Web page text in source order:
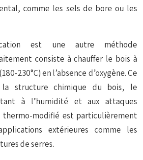
comme les sels de bore ou les
est une autre méthode
consiste à chauffer le bois à
230°C) en l’absence d’oxygène. Ce
la structure chimique du bois, le
à l’humidité et aux attaques
thermo-modifié est particulièrement
extérieures comme les
de serres.